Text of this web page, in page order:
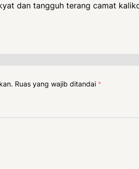
dan tangguh terang camat
Ruas yang wajib ditandai *